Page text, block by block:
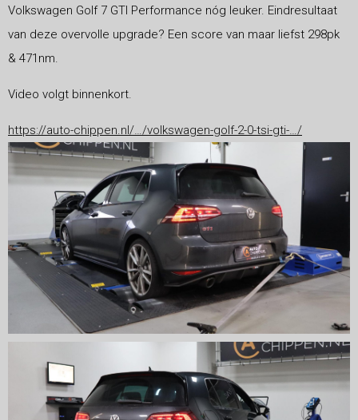
Volkswagen Golf 7 GTI Performance nóg leuker. Eindresultaat
van deze overvolle upgrade? Een score van maar liefst 298pk
& 471nm.
Video volgt binnenkort.
https://auto-chippen.nl/…/volkswagen-golf-2-0-tsi-gti-…/